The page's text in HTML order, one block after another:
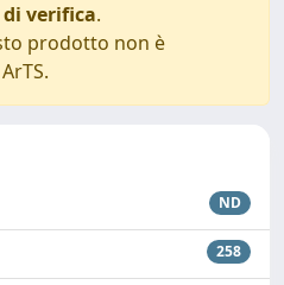
verifica.
prodotto non è
ND
258